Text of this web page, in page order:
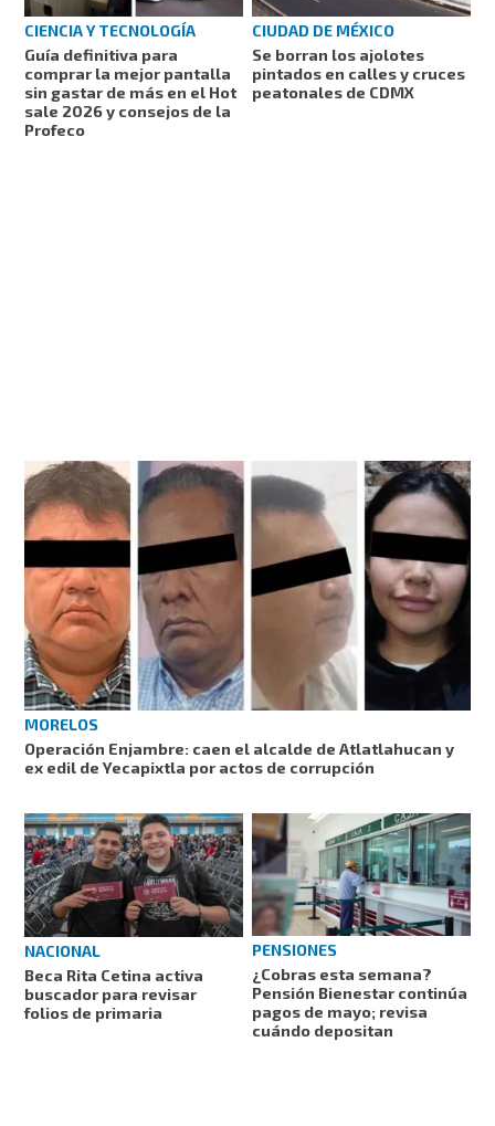
CIENCIA Y TECNOLOGÍA
Guía definitiva para
comprar la mejor pantalla
sin gastar de más en el Hot
sale 2026 y consejos de la
Profeco
CIUDAD DE MÉXICO
Se borran los ajolotes
pintados en calles y cruces
peatonales de CDMX
MORELOS
Operación Enjambre: caen el alcalde de Atlatlahucan y
ex edil de Yecapixtla por actos de corrupción
NACIONAL
Beca Rita Cetina activa
buscador para revisar
folios de primaria
PENSIONES
¿Cobras esta semana?
Pensión Bienestar continúa
pagos de mayo; revisa
cuándo depositan